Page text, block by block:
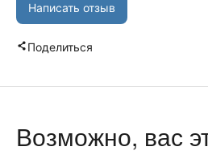
Написать отзыв
Поделиться
Возможно, вас